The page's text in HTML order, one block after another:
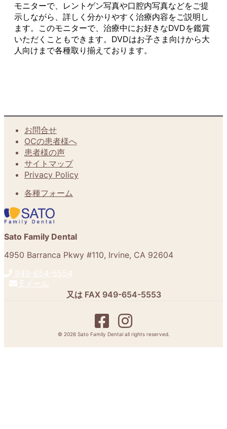
モニターで、レントゲン写真や口腔内写真などをご提
示しながら、詳しく分かりやすく治療内容をご説明し
ます。このモニターで、治療中にお好きなDVDを鑑賞
いただくこともできます。DVDはお子さま向けから大
人向けまで各種取り揃えております。
お問合せ
OCの患者様へ
患者様の声
サイトマップ
Privacy Policy
各種フォーム
Sato Family Dental
4950 Barranca Pkwy #110, Irvine, CA 92604
949-654-5554
Eメール
又は FAX 949-654-5553
© 2026 Sato Family Dentalall rights reserved.